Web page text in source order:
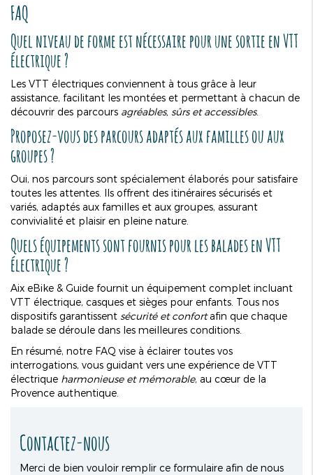
FAQ
Quel niveau de forme est nécessaire pour une sortie en VTT
électrique ?
Les VTT électriques conviennent à tous grâce à leur
assistance, facilitant les montées et permettant à chacun de
découvrir des parcours agréables, sûrs et accessibles.
Proposez-vous des parcours adaptés aux familles ou aux
groupes ?
Oui, nos parcours sont spécialement élaborés pour satisfaire
toutes les attentes. Ils offrent des itinéraires sécurisés et
variés, adaptés aux familles et aux groupes, assurant
convivialité et plaisir en pleine nature.
Quels équipements sont fournis pour les balades en VTT
électrique ?
Aix eBike & Guide fournit un équipement complet incluant
VTT électrique, casques et sièges pour enfants. Tous nos
dispositifs garantissent sécurité et confortafin que chaque
balade se déroule dans les meilleures conditions.
En résumé, notre FAQ vise à éclairer toutes vos
interrogations, vous guidant vers une expérience de VTT
électrique harmonieuse et mémorable, au cœur de la
Provence authentique.
Contactez-nous
Merci de bien vouloir remplir ce formulaire afin de nous